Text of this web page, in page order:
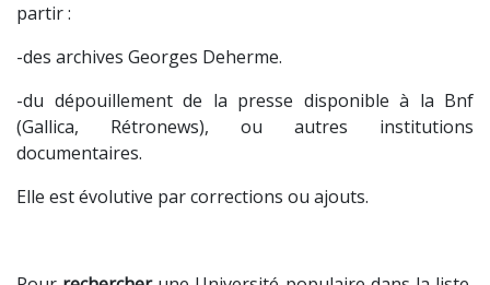
partir :
-des archives Georges Deherme.
-du dépouillement de la presse disponible à la Bnf
(Gallica, Rétronews), ou autres institutions
documentaires.
Elle est évolutive par corrections ou ajouts.